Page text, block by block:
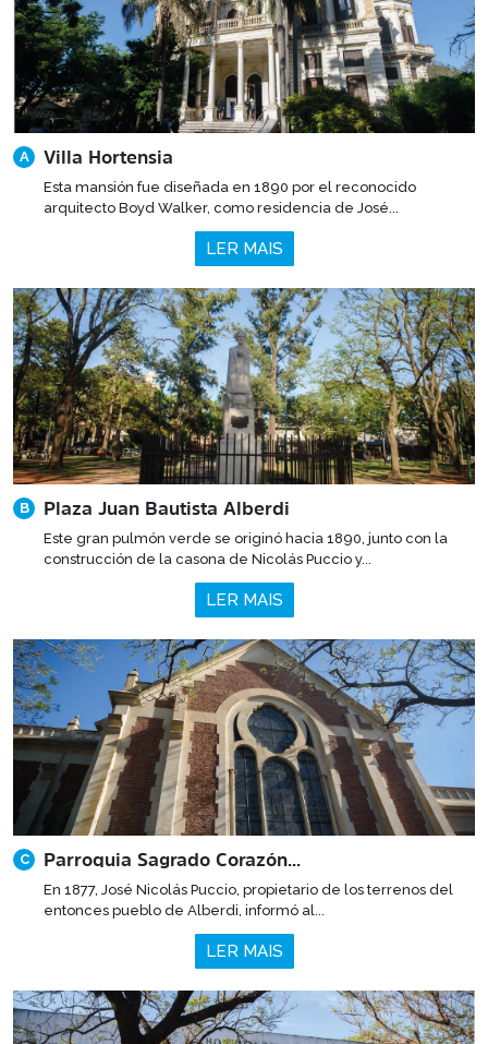
A Villa Hortensia
Esta mansión fue diseñada en 1890 por el reconocido
arquitecto Boyd Walker, como residencia de José...
LER MAIS
B Plaza Juan Bautista Alberdi
Este gran pulmón verde se originó hacia 1890, junto con la
construcción de la casona de Nicolás Puccio y...
LER MAIS
C Parroquia Sagrado Corazón...
En 1877, José Nicolás Puccio, propietario de los terrenos del
entonces pueblo de Alberdi, informó al...
LER MAIS